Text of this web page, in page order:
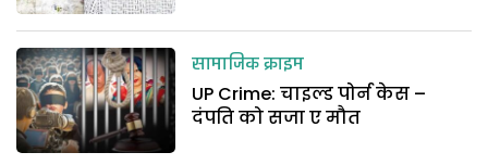
सामाजिक क्राइम
UP Crime: चाइल्ड पोर्न केस –
दंपति को सजा ए मौत